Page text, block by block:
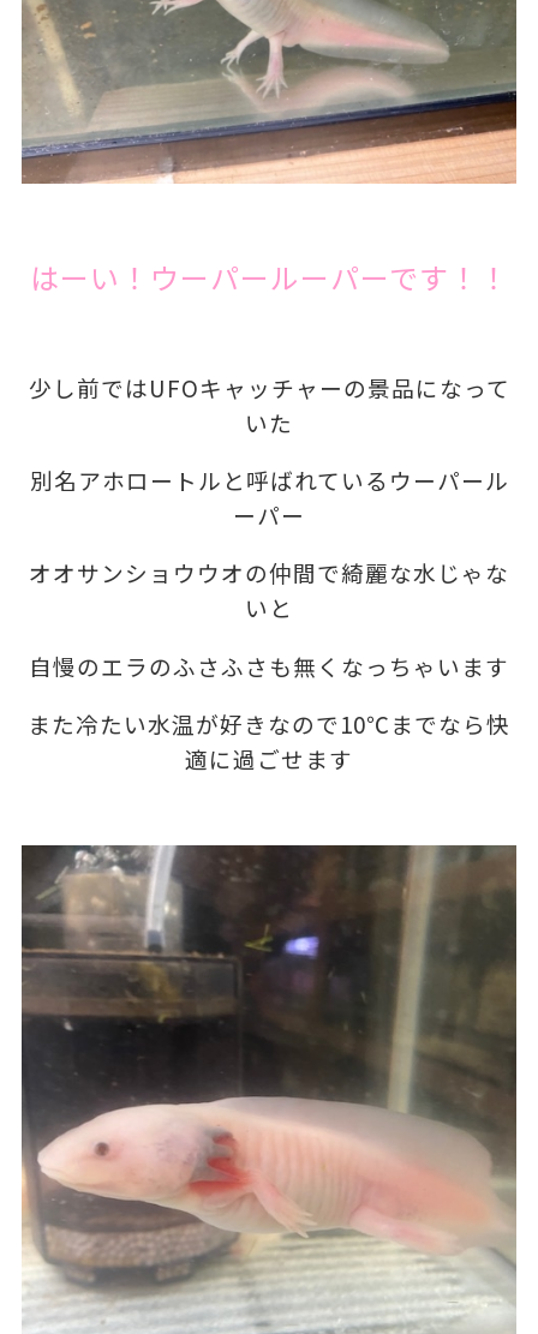
はーい！ウーパールーパーです！！
少し前ではUFOキャッチャーの景品になって
いた
別名アホロートルと呼ばれているウーパール
ーパー
オオサンショウウオの仲間で綺麗な水じゃな
いと
自慢のエラのふさふさも無くなっちゃいます
また冷たい水温が好きなので10℃までなら快
適に過ごせます